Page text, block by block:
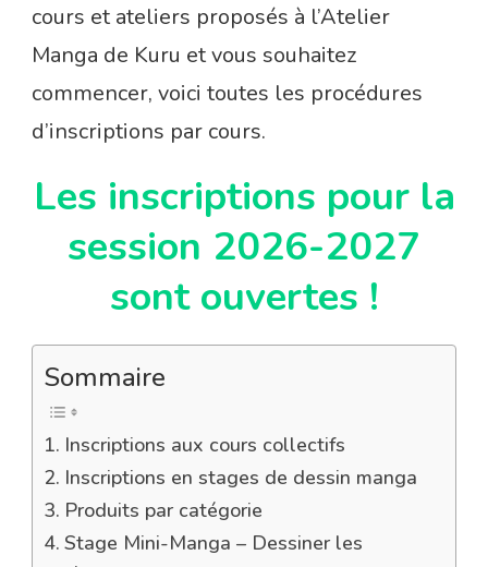
cours et ateliers proposés à l’Atelier
Manga de Kuru et vous souhaitez
commencer, voici toutes les procédures
d’inscriptions par cours.
Les inscriptions pour la
session 2026-2027
sont ouvertes !
Sommaire
Inscriptions aux cours collectifs
Inscriptions en stages de dessin manga
Produits par catégorie
Stage Mini-Manga – Dessiner les